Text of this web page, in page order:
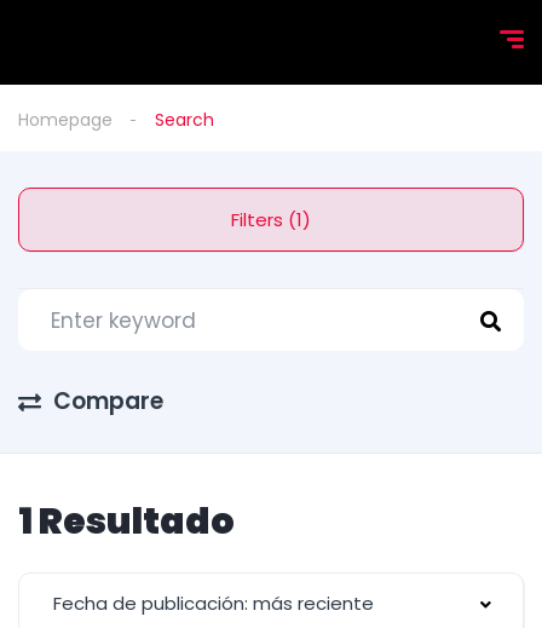
Homepage Search
Filters (1)
Compare
1 Resultado
Fecha de publicación: más reciente